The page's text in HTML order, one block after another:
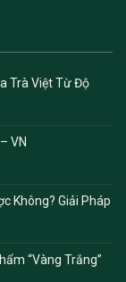
Trà Việt Từ Độ
VN
Không? Giải Pháp
“Vàng Trắng”